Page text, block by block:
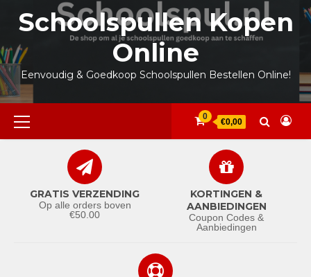
inhoud
Schoolspullen Kopen
Online
Eenvoudig & Goedkoop Schoolspullen Bestellen Online!
Primair
menu
0
€0,00
GRATIS VERZENDING
Op alle orders boven
€50.00
KORTINGEN &
AANBIEDINGEN
Coupon Codes &
Aanbiedingen